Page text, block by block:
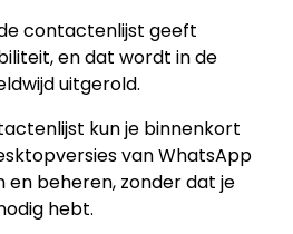
contactenlijst geeft
en dat wordt in de
uitgerold.
kun je binnenkort
van WhatsApp
beheren, zonder dat je
hebt.